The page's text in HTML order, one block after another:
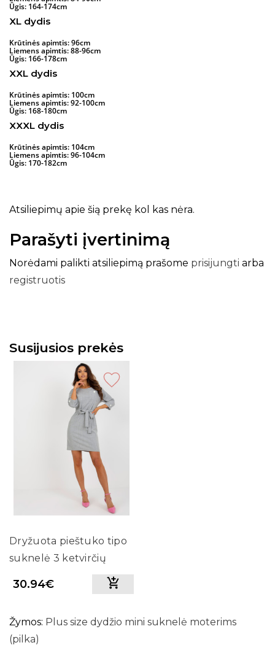
Ūgis: 164-174cm
XL dydis
Krūtinės apimtis: 96cm
Liemens apimtis: 88-96cm
Ūgis: 166-178cm
XXL dydis
Krūtinės apimtis: 100cm
Liemens apimtis: 92-100cm
Ūgis: 168-180cm
XXXL dydis
Krūtinės apimtis: 104cm
Liemens apimtis: 96-104cm
Ūgis: 170-182cm
Atsiliepimų apie šią prekę kol kas nėra.
Parašyti įvertinimą
Norėdami palikti atsiliepimą prašome prisijungti arba
registruotis
Susijusios prekės
Dryžuota pieštuko tipo
suknelė 3 ketvirčių
rankovėmis Lakert
30.94€
Žymos: Plus size dydžio mini suknelė moterims
(pilka)